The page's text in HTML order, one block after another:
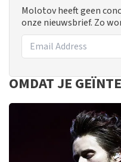
Molotov heeft geen
onze nieuwsbrief. Zo
OMDAT JE